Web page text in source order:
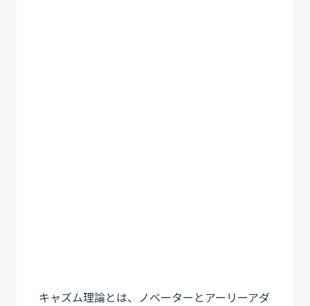
キャズム理論とは、ノベーターとアーリーアダ